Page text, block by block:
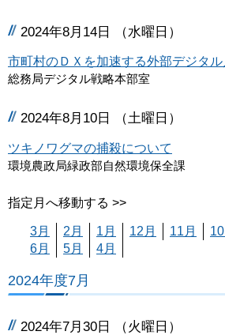
2024年8月14日 （水曜日）
市町村のＤＸを加速する外部デジタル
総務局デジタル戦略本部室
2024年8月10日 （土曜日）
ツキノワグマの捕殺について
環境農政局緑政部自然環境保全課
指定月へ移動する >>
3月 2月 1月 12月 11月
6月
5月 4月
2024年度7月
2024年7月30日 （火曜日）